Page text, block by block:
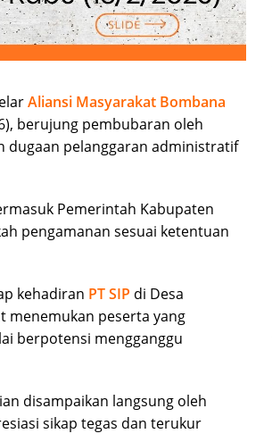
Aliansi Masyarakat Bombana
berujung pembubaran oleh
dugaan pelanggaran administratif
Pemerintah Kabupaten
pengamanan sesuai ketentuan
kehadiran PT SIP di Desa
menemukan peserta yang
berpotensi mengganggu
disampaikan langsung oleh
sikap tegas dan terukur